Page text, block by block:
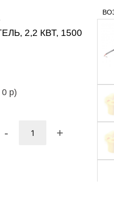
2,2 КВТ, 1500
р)
- +